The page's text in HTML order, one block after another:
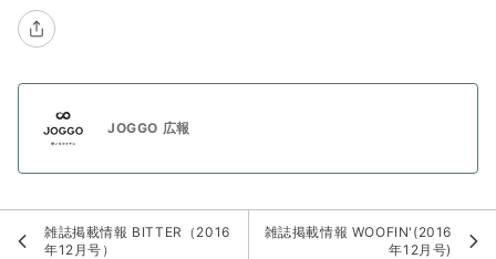
JOGGO 広報
雑誌掲載情報 BITTER（2016
年12月号）
雑誌掲載情報 WOOFIN'(2016
年12月号)